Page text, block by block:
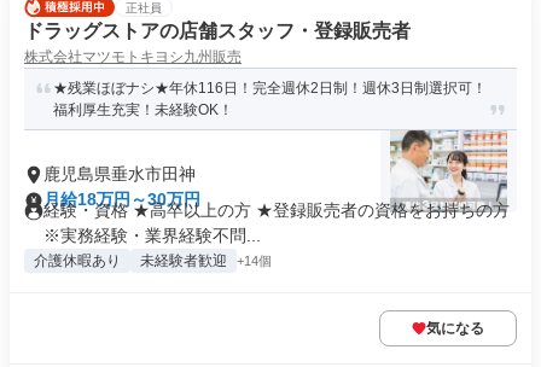
正社員
ドラッグストアの店舗スタッフ・登録販売者
株式会社マツモトキヨシ九州販売
★残業ほぼナシ★年休116日！完全週休2日制！週休3日制選択可！
福利厚生充実！未経験OK！
鹿児島県垂水市田神
月給18万円～30万円
経験・資格 ★高卒以上の方 ★登録販売者の資格をお持ちの方
※実務経験・業界経験不問...
介護休暇あり 未経験者歓迎 +14個
気になる